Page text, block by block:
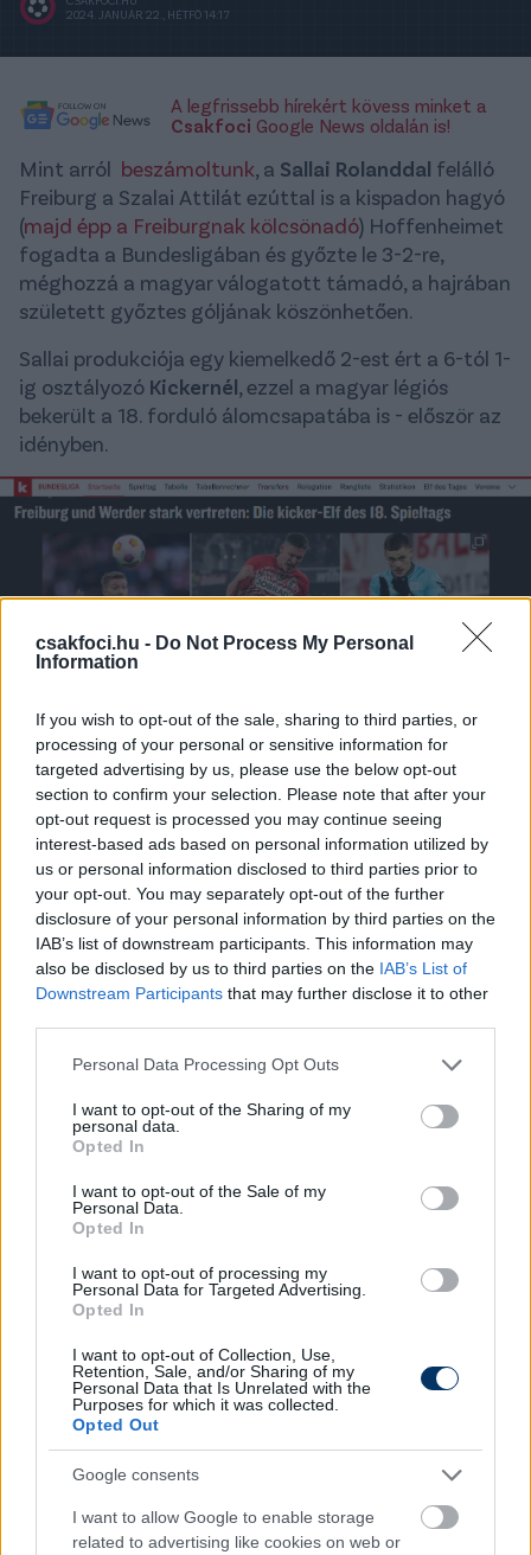
csakfoci.hu - Do Not Process My Personal
Information
If you wish to opt-out of the sale, sharing to third parties, or
processing of your personal or sensitive information for
targeted advertising by us, please use the below opt-out
section to confirm your selection. Please note that after your
opt-out request is processed you may continue seeing
interest-based ads based on personal information utilized by
us or personal information disclosed to third parties prior to
your opt-out. You may separately opt-out of the further
disclosure of your personal information by third parties on the
IAB’s list of downstream participants. This information may
also be disclosed by us to third parties on the IAB’s List of
Downstream Participants that may further disclose it to other
Please note that this website/app uses one or more Google
not limited to your visit or usage behaviour. You may click to
grant or deny consent to Google and its third-party tags to
use your data for below specified purposes in below Google
consent section.
Personal Data Processing Opt Outs
I want to opt-out of the Sharing of my
personal data.
Opted In
I want to opt-out of the Sale of my
Personal Data.
Opted In
I want to opt-out of processing my
Personal Data for Targeted Advertising.
Opted In
I want to opt-out of Collection, Use,
Retention, Sale, and/or Sharing of my
Personal Data that Is Unrelated with the
Purposes for which it was collected.
Opted Out
Google consents
I want to allow Google to enable storage
related to advertising like cookies on web or
2024. JANUÁR 22., HÉTFŐ 14:17
A legfrissebb hírekért kövess minket a
Csakfoci Google News oldalán is!
Mint arról beszámoltunk, a Sallai Rolanddal felálló
Freiburg a Szalai Attilát ezúttal is a kispadon hagyó
(majd épp a Freiburgnak kölcsönadó) Hoffenheimet
fogadta a Bundesligában és győzte le 3-2-re,
méghozzá a magyar válogatott támadó, a hajrában
született győztes góljának köszönhetően.
Sallai produkciója egy kiemelkedő 2-est ért a 6-tól 1-
ig osztályozó Kickernél, ezzel a magyar légiós
bekerült a 18. forduló álomcsapatába is - először az
idényben.
De aBundesliga hivatalos oldalánis a forduló
válogatottjában szerepel Sallai neve.
Négy lövést adott le a kapura (más ilyen
játékos nem volt a mérkőzésen), amelyek
közül az utolsót (és a Freiburg utolsó lövését
a mérkőzésen) a hálóba helyezte, beállítva a
3-2-es végeredményt
Sallai idénybeli 20. tétmeccsén a 6. gólját szerezte,
és emellett van 3 asszisztja is már a 26 éves
futballistának.
Olvastad már?